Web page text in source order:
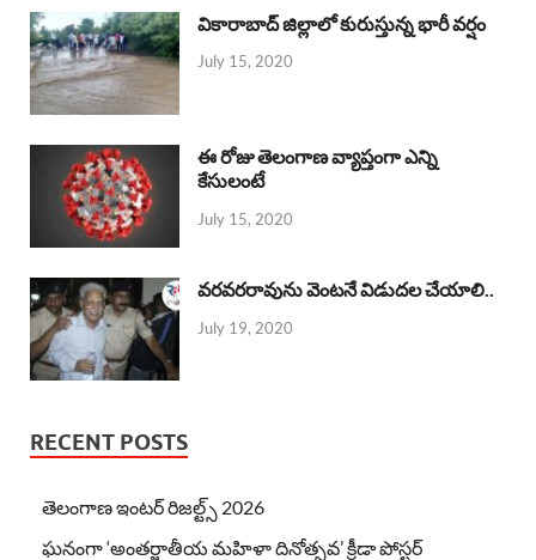
వికారాబాద్ జిల్లాలో కురుస్తున్న భారీ వర్షం
July 15, 2020
ఈ రోజు తెలంగాణ వ్యాప్తంగా ఎన్ని
కేసులంటే
July 15, 2020
వరవరరావును వెంటనే విడుదల చేయాలి..
July 19, 2020
RECENT POSTS
తెలంగాణ ఇంటర్ రిజల్ట్స్ 2026
ఘనంగా ‘అంతర్జాతీయ మహిళా దినోత్సవ’ క్రీడా పోస్టర్